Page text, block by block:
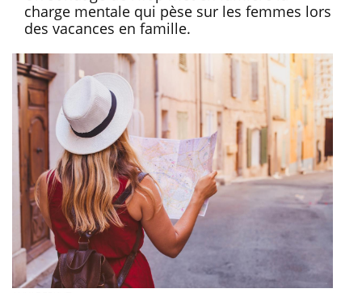
charge mentale qui pèse sur les femmes lors
des vacances en famille.